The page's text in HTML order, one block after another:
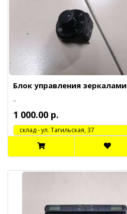
Блок управления зеркалами
..
1 000.00 р.
cклад - ул. Тагильская, 37